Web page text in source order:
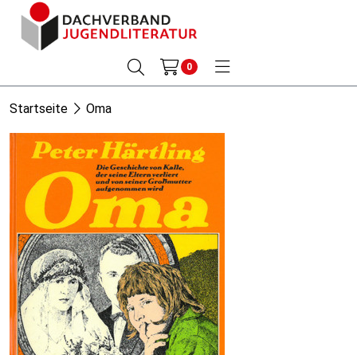
0
Startseite Oma